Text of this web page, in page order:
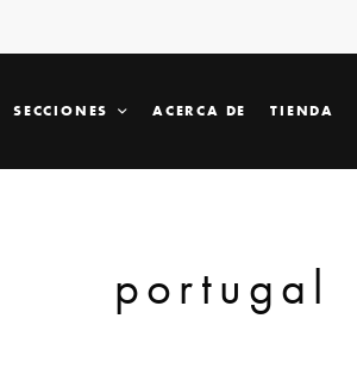
SECCIONES ACERCA DE TIENDA
portugal